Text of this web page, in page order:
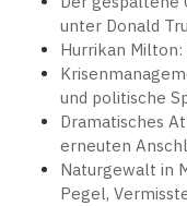
unter Donald
Hurrikan
und politische
Dramatisches
erneuten
Naturgewalt in
Pegel,